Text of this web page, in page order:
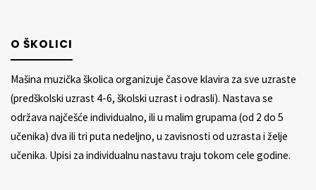
O ŠKOLICI
Mašina muzička školica organizuje časove klavira za sve uzraste
(predškolski uzrast 4-6, školski uzrast i odrasli). Nastava se
održava najčešće individualno, ili u malim grupama (od 2 do 5
učenika) dva ili tri puta nedeljno, u zavisnosti od uzrasta i želje
učenika. Upisi za individualnu nastavu traju tokom cele godine.